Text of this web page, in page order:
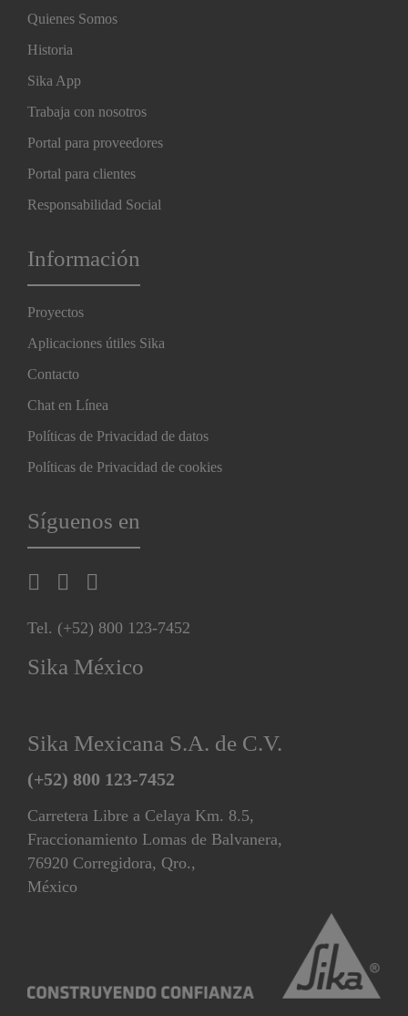
Quienes Somos
Historia
Sika App
Trabaja con nosotros
Portal para proveedores
Portal para clientes
Responsabilidad Social
Información
Proyectos
Aplicaciones útiles Sika
Contacto
Chat en Línea
Políticas de Privacidad de datos
Políticas de Privacidad de cookies
Síguenos en
Tel. (+52) 800 123-7452
Sika México
Sika Mexicana S.A. de C.V.
(+52) 800 123-7452
Carretera Libre a Celaya Km. 8.5,
Fraccionamiento Lomas de Balvanera,
76920 Corregidora, Qro.,
México